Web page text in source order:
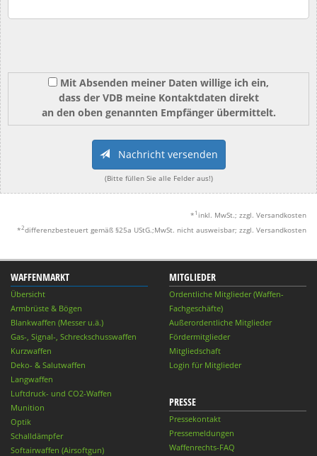
Mit Absenden meiner Daten willige ich ein,
dass der VDB meine Kontaktdaten direkt
an den oben genannten Empfänger übermittelt.
Nachricht versenden
(Bitte füllen Sie alle Felder aus!)
* 1 inkl. MwSt.; zzgl. Versandkosten
*2differenzbesteuert gemäß §25a UStG.;MwSt. nicht ausweisbar; zzgl. Versandkosten
WAFFENMARKT
Übersicht
Armbrüste & Bögen
Blankwaffen (Messer u.ä.)
Gas-, Signal-, Schreckschusswaffen
Kurzwaffen
Deko- & Salutwaffen
Langwaffen
Luftdruck- und CO2-Waffen
Munition
Optik
Schalldämpfer
Softairwaffen (Airsoftgun)
MITGLIEDER
Ordentliche Mitglieder (Waffen-
Fachgeschäfte)
Außerordentliche Mitglieder
Fördermitglieder
Mitgliedschaft
Login für Mitglieder
PRESSE
Pressekontakt
Pressemeldungen
Waffenrechts-FAQ